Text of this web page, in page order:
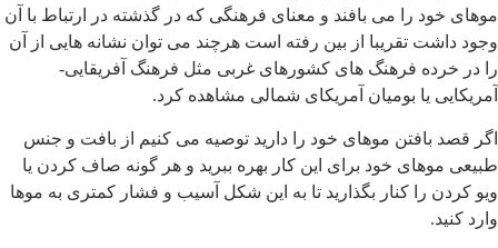
خود را می بافند و معنای فرهنگی که در گذشته در ارتباط با آن
داشت تقریبا از بین رفته است هرچند می توان نشانه هایی از آن
در خرده فرهنگ های کشورهای غربی مثل فرهنگ آفریقایی-
یا بومیان آمریکای شمالی مشاهده کرد.
قصد بافتن موهای خود را دارید توصیه می کنیم از بافت و جنس
موهای خود برای این کار بهره ببرید و هر گونه صاف کردن یا
کردن را کنار بگذارید تا به این شکل آسیب و فشار کمتری به موها
کنید.